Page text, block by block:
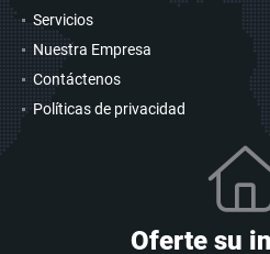
Servicios
Nuestra Empresa
Contáctenos
Políticas de privacidad
Oferte su